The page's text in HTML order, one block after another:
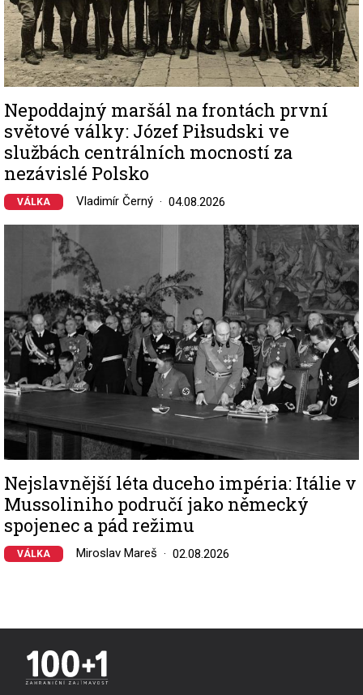
Nepoddajný maršál na frontách první
světové války: Józef Piłsudski ve
službách centrálních mocností za
nezávislé Polsko
VÁLKA Vladimír Černý 04.08.2026
Nejslavnější léta duceho impéria: Itálie v
Mussoliniho područí jako německý
spojenec a pád režimu
VÁLKA Miroslav Mareš 02.08.2026